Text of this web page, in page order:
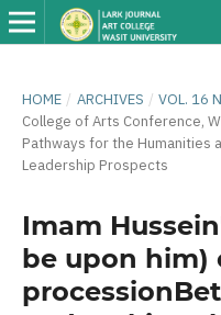
HOME / ARCHIVES / VOL. 16
College of Arts Conference,
Pathways for the Humanities
Leadership Prospects
Imam
be upon him)